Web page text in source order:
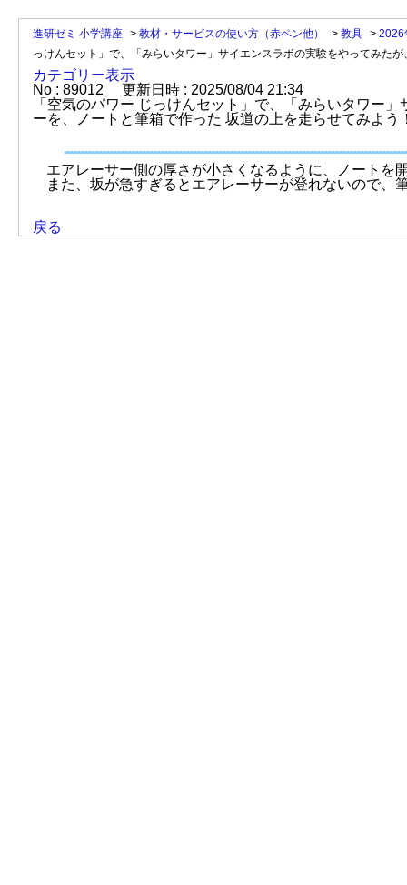
進研ゼミ 小学講座 > 教材・サービスの使い方（赤ペン他） > 教具 > 2026
っけんセット」で、「みらいタワー」サイエンスラボの実験をやってみた
カテゴリー表示
No : 89012
更新日時 : 2025/08/04 21:34
「空気のパワー じっけんセット」で、「みらいタワー
ーを、ノートと筆箱で作った 坂道の上を走らせてみよう
エアレーサー側の厚さが小さくなるように、ノートを
また、坂が急すぎるとエアレーサーが登れないので
戻る